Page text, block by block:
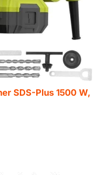
SDS-Plus 1500 W,